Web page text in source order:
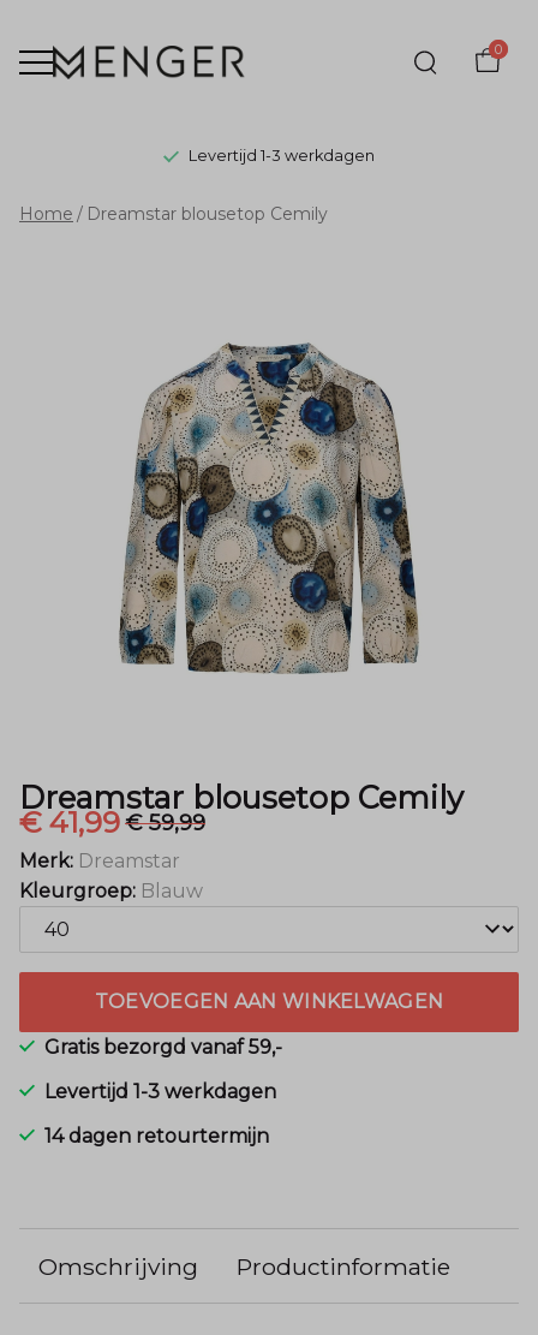
0
Levertijd 1-3 werkdagen
Dreamstar
Menger
Mode
Home Dreamstar blousetop Cemily
Dreamstar blousetop Cemily
€ 41,99€ 59,99
Merk: Dreamstar
Kleurgroep: Blauw
TOEVOEGEN AAN WINKELWAGEN
Gratis bezorgd vanaf 59,-
Levertijd 1-3 werkdagen
14 dagen retourtermijn
Omschrijving Productinformatie